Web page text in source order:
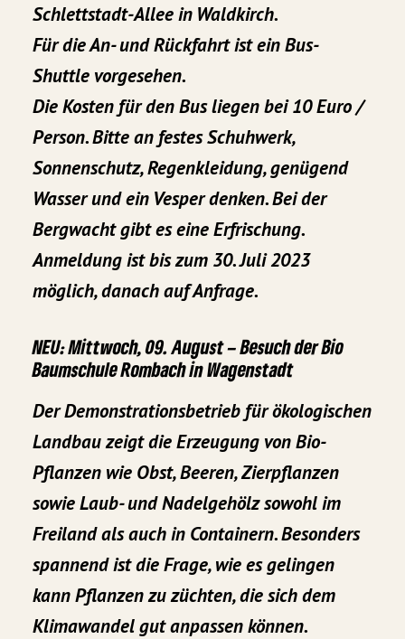
Schlettstadt-Allee in Waldkirch.
Für die An- und Rückfahrt ist ein Bus-
Shuttle vorgesehen.
Die Kosten für den Bus liegen bei 10 Euro /
Person. Bitte an festes Schuhwerk,
Sonnenschutz, Regenkleidung, genügend
Wasser und ein Vesper denken. Bei der
Bergwacht gibt es eine Erfrischung.
Anmeldung ist bis zum 30. Juli 2023
möglich, danach auf Anfrage.
NEU: Mittwoch, 09. August – Besuch der Bio
Baumschule Rombach in Wagenstadt
Der Demonstrationsbetrieb für ökologischen
Landbau zeigt die Erzeugung von Bio-
Pflanzen wie Obst, Beeren, Zierpflanzen
sowie Laub- und Nadelgehölz sowohl im
Freiland als auch in Containern. Besonders
spannend ist die Frage, wie es gelingen
kann Pflanzen zu züchten, die sich dem
Klimawandel gut anpassen können.